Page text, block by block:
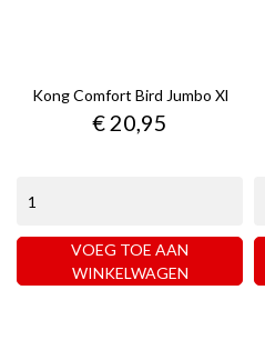
Kong Comfort Bird Jumbo Xl
Prijs
€ 20,95
VOEG TOE AAN
WINKELWAGEN